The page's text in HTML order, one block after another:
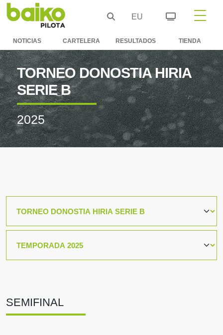
EU
NOTICIAS CARTELERA RESULTADOS TIENDA
TORNEO DONOSTIA HIRIA
SERIE B
2025
SEMIFINAL